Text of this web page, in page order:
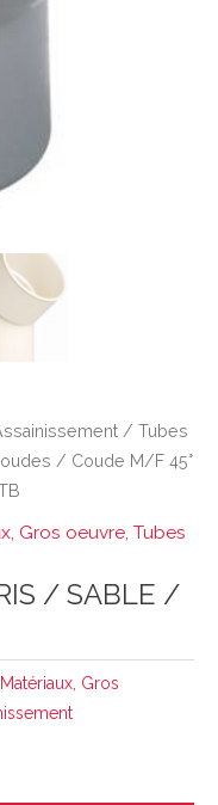
/ Tubes
/ Coude M/F 45°
Gros oeuvre, Tubes
/ SABLE /
Matériaux, Gros